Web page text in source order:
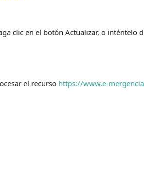
clic en el botón Actualizar, o inténtelo
el recurso https://www.e-mergencia